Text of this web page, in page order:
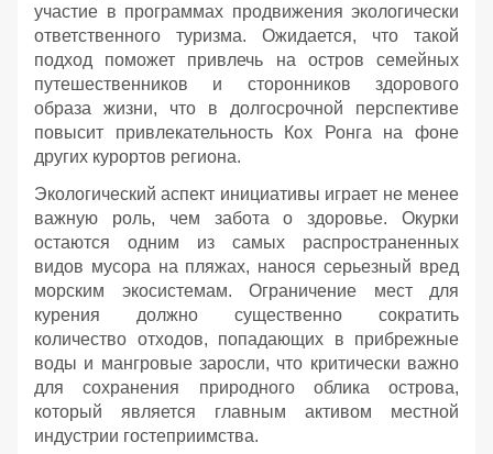
участие в программах продвижения экологически
ответственного туризма. Ожидается, что такой
подход поможет привлечь на остров семейных
путешественников и сторонников здорового
образа жизни, что в долгосрочной перспективе
повысит привлекательность Кох Ронга на фоне
других курортов региона.
Экологический аспект инициативы играет не менее
важную роль, чем забота о здоровье. Окурки
остаются одним из самых распространенных
видов мусора на пляжах, нанося серьезный вред
морским экосистемам. Ограничение мест для
курения должно существенно сократить
количество отходов, попадающих в прибрежные
воды и мангровые заросли, что критически важно
для сохранения природного облика острова,
который является главным активом местной
индустрии гостеприимства.